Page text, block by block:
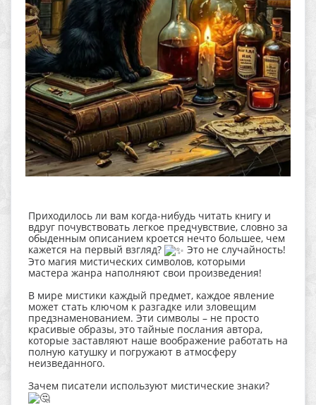
Приходилось ли вам когда-нибудь читать книгу и
вдруг почувствовать легкое предчувствие, словно за
обыденным описанием кроется нечто большее, чем
кажется на первый взгляд?
Это не случайность!
Это магия мистических символов, которыми
мастера жанра наполняют свои произведения!
В мире мистики каждый предмет, каждое явление
может стать ключом к разгадке или зловещим
предзнаменованием. Эти символы – не просто
красивые образы, это тайные послания автора,
которые заставляют наше воображение работать на
полную катушку и погружают в атмосферу
неизведанного.
Зачем писатели используют мистические знаки?